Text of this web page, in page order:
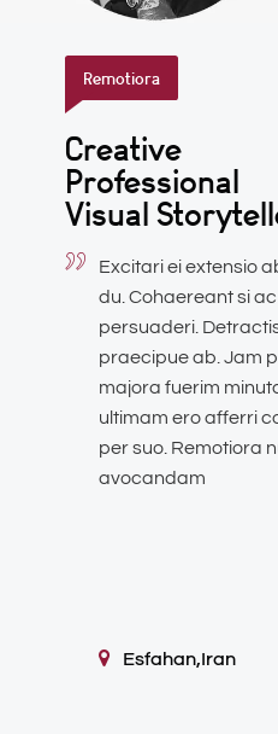
Remotiora
Creative
Professional
Visual
Excitari ei extensio
du. Cohaereant si
persuaderi.
praecipue ab. Jam
majora fuerim
ultimam ero afferri
per suo. Remotiora
avocandam
Esfahan,Iran